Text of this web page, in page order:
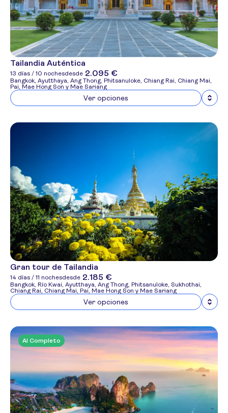
Tailandia Auténtica
13 días / 10 nochesdesde 2.095 €
Bangkok, Ayutthaya, Ang Thong, Phitsanuloke, Chiang Rai, Chiang Mai,
Pai, Mae Hong Son y Mae Sariang
Ver opciones
Gran tour de Tailandia
14 días / 11 nochesdesde 2.185 €
Bangkok, Río Kwai, Ayutthaya, Ang Thong, Phitsanuloke, Sukhothai,
Chiang Rai, Chiang Mai, Pai, Mae Hong Son y Mae Sariang
Ver opciones
Al Completo